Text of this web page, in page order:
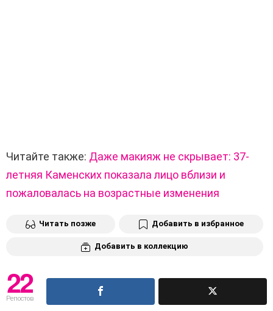
Читайте также: Даже макияж не скрывает: 37-
летняя Каменских показала лицо вблизи и
пожаловалась на возрастные изменения
Читать позже Добавить в избранное
Добавить в коллекцию
22
Репостов